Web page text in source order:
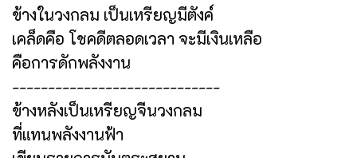
ข้างในวงกลม เป็นเหรียญมีตังค์
เคล็ดคือ โชคดีตลอดเวลา จะมีเงินเหลือ
คือการดักพลังงาน
-----------------------------
ข้างหลังเป็นเหรียญจีนวงกลม
ที่แทนพลังงานฟ้า